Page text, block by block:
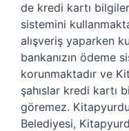
de kredi kartı
sistemini
alışveriş yaparken
bankanızın ödeme
korunmaktadır ve
şahıslar kredi kartı
göremez.
Belediyesi,